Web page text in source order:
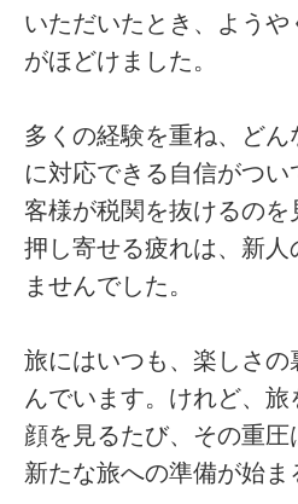
いただいたとき、よう
がほどけました。
多くの経験を重ね、ど
に対応できる自信がつ
客様が税関を抜けるのを
押し寄せる疲れは、新人
ませんでした。
旅にはいつも、楽しさ
んでいます。けれど、
顔を見るたび、その重
新たな旅への準備が始ま